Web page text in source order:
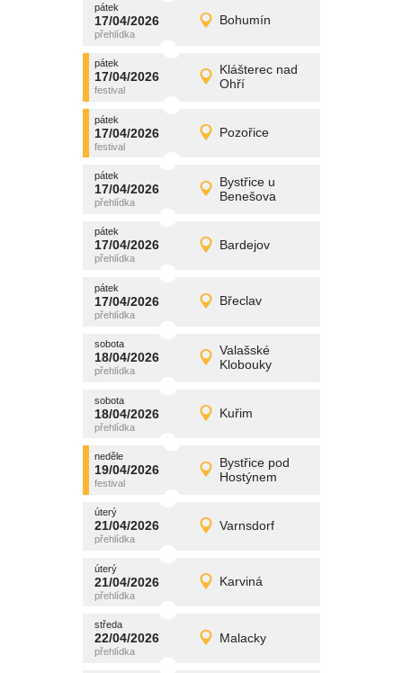
pátek
17/04/2026 Bohumín
pátek
17/04/2026 Detail
promítání
pátek
17/04/2026
Klášterec nad
Ohří
pátek
17/04/2026 Detail
promítání
pátek
17/04/2026 Pozořice
pátek
17/04/2026 Detail
promítání
pátek
17/04/2026
Bystřice u
Benešova
pátek
17/04/2026 Detail
promítání
pátek
17/04/2026 Bardejov
pátek
17/04/2026 Detail
promítání
pátek
17/04/2026 Břeclav
pátek
17/04/2026 Detail
promítání
sobota
18/04/2026
Valašské
Klobouky
sobota
18/04/2026 Detail
promítání
sobota
18/04/2026 Kuřim
sobota
18/04/2026 Detail
promítání
neděle
19/04/2026
Bystřice pod
Hostýnem
neděle
19/04/2026 Detail
promítání
úterý
21/04/2026 Varnsdorf
úterý
21/04/2026 Detail
promítání
úterý
21/04/2026 Karviná
úterý
21/04/2026 Detail
promítání
středa
22/04/2026 Malacky
středa
22/04/2026 Detail
promítání